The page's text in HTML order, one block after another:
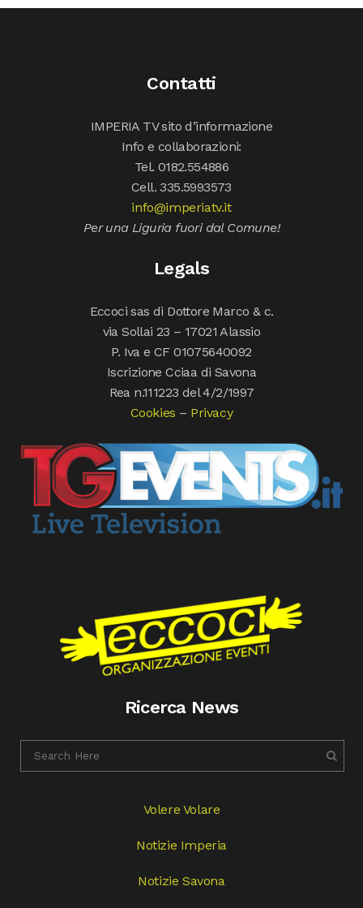
Contatti
IMPERIA TV sito d’informazione
Info e collaborazioni:
Tel. 0182.554886
Cell. 335.5993573
info@imperiatv.it
Per una Liguria fuori dal Comune!
Legals
Eccoci sas di Dottore Marco & c.
via Sollai 23 – 17021 Alassio
P. Iva e CF 01075640092
Iscrizione Cciaa di Savona
Rea n.111223 del 4/2/1997
Cookies – Privacy
Ricerca News
Volere Volare
Notizie Imperia
Notizie Savona